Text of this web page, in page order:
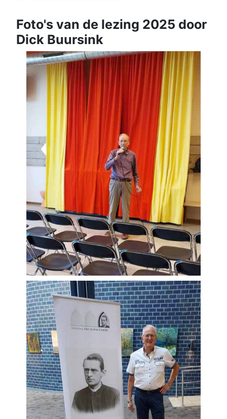
Foto's van de lezing 2025 door
Dick Buursink